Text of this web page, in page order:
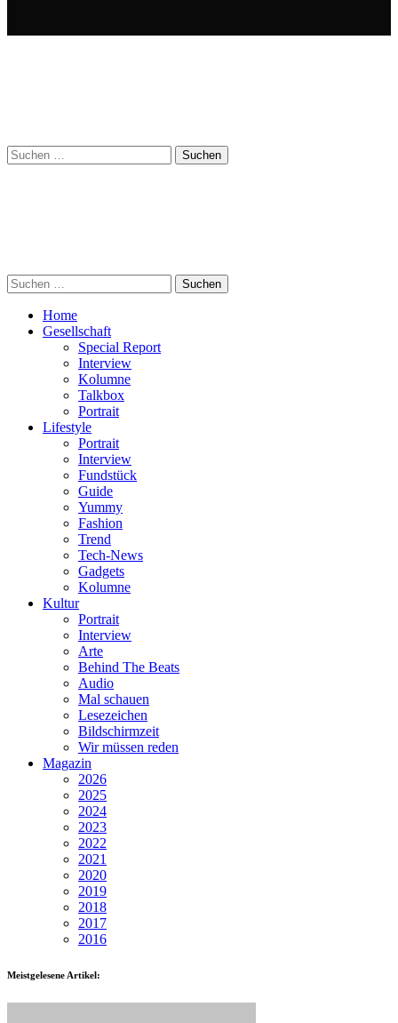
Suchen
nach:
Suchen
nach:
Home
Gesellschaft
Special Report
Interview
Kolumne
Talkbox
Portrait
Lifestyle
Portrait
Interview
Fundstück
Guide
Yummy
Fashion
Trend
Tech-News
Gadgets
Kolumne
Kultur
Portrait
Interview
Arte
Behind The Beats
Audio
Mal schauen
Lesezeichen
Bildschirmzeit
Wir müssen reden
Magazin
2026
2025
2024
2023
2022
2021
2020
2019
2018
2017
2016
Meistgelesene Artikel: